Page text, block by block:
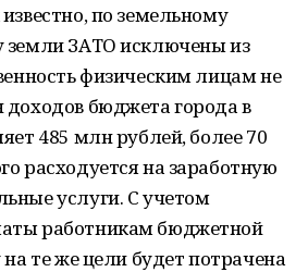
по земельному
земли ЗАТО исключены из
физическим лицам не
бюджета города в
485 млн рублей, более 70
расходуется на заработную
услуги. С учетом
работникам бюджетной
те же цели будет потрачена